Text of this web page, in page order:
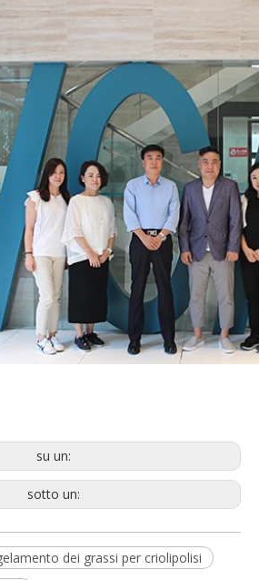
su un:
sotto un:
dei grassi per criolipolisi